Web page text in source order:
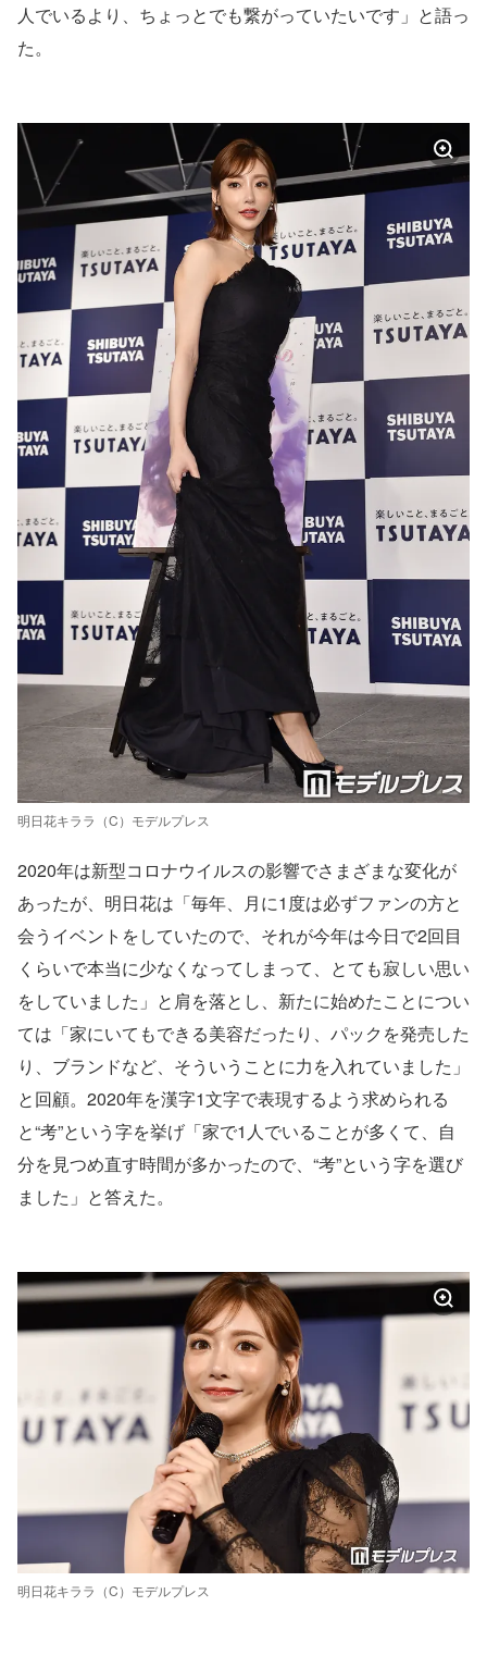
人でいるより、ちょっとでも繋がっていたいです」と語っ
た。
明日花キララ（C）モデルプレス
2020年は新型コロナウイルスの影響でさまざまな変化が
あったが、明日花は「毎年、月に1度は必ずファンの方と
会うイベントをしていたので、それが今年は今日で2回目
くらいで本当に少なくなってしまって、とても寂しい思い
をしていました」と肩を落とし、新たに始めたことについ
ては「家にいてもできる美容だったり、パックを発売した
り、ブランドなど、そういうことに力を入れていました」
と回顧。2020年を漢字1文字で表現するよう求められる
と“考”という字を挙げ「家で1人でいることが多くて、自
分を見つめ直す時間が多かったので、“考”という字を選び
ました」と答えた。
明日花キララ（C）モデルプレス